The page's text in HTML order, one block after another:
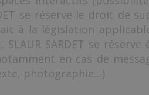
se réserve le droit de
à la législation
SLAUR SARDET se
en cas de
photographie…).